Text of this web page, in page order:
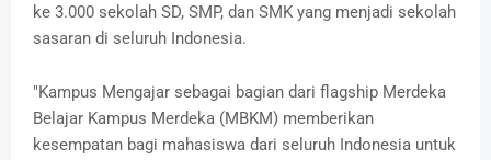
ke 3.000 sekolah SD, SMP, dan SMK yang menjadi sekolah
sasaran di seluruh Indonesia.
"Kampus Mengajar sebagai bagian dari flagship Merdeka
Belajar Kampus Merdeka (MBKM) memberikan
kesempatan bagi mahasiswa dari seluruh Indonesia untuk